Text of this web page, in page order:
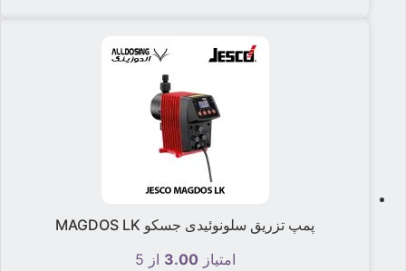
پمپ تزریق سلونوئیدی جسکو MAGDOS LK
امتیاز 3.00 از 5